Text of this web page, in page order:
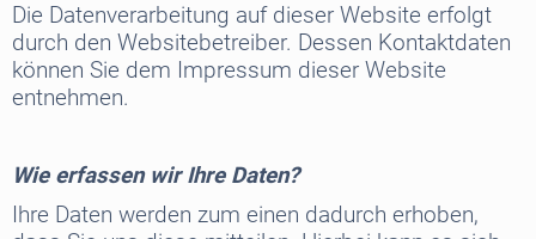
Die Datenverarbeitung auf dieser Website erfolgt
durch den Websitebetreiber. Dessen Kontaktdaten
können Sie dem Impressum dieser Website
entnehmen.
Wie erfassen wir Ihre Daten?
Ihre Daten werden zum einen dadurch erhoben,